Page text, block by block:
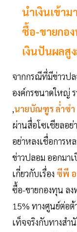
นำเงินเข้า
ซื้อ-ขายกอ
เงินปันผลสู
จากกรณีที่มีข่าวปล
องค์กรขนาดใหญ่
,นายบัณฑูร ล่ำซำ
ผ่านสื่อโซเชียลอย่
อย่าหลงเชื่อการ
ข่าวปลอม ออกมา
เกี่ยวกับเรื่อง ซีพี
ซื้อ-ขายกองทุน ล
15% ทางศูนย์ต่อ
เท็จจริงกับทางส